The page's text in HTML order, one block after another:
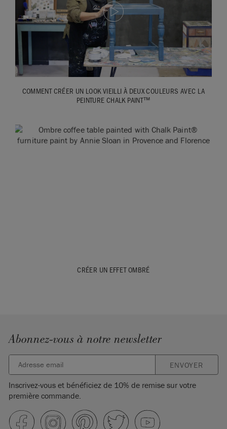
COMMENT CRÉER UN LOOK VIEILLI À DEUX COULEURS AVEC LA
PEINTURE CHALK PAINT™
CRÉER UN EFFET OMBRÉ
Abonnez-vous à notre newsletter
ENVOYER
Inscrivez-vous et bénéficiez de 10% de remise sur votre
première commande.